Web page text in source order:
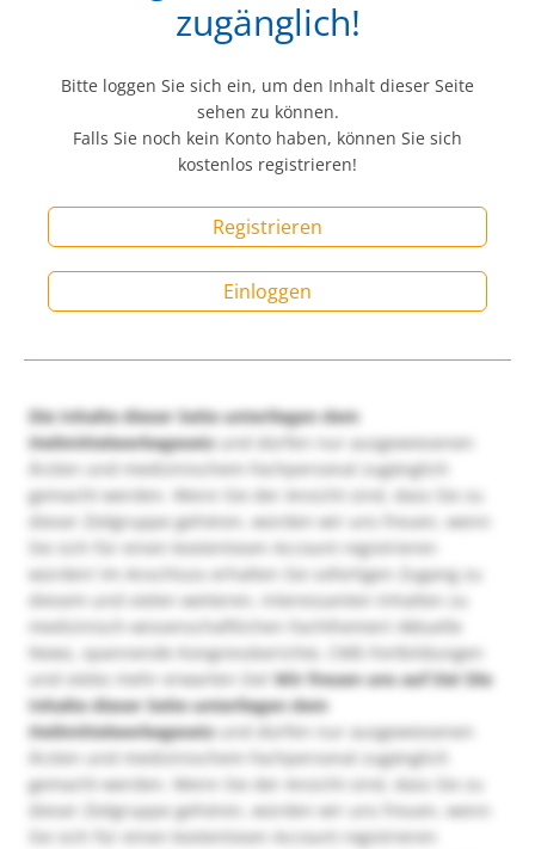
zugänglich!
Bitte loggen Sie sich ein, um den Inhalt dieser Seite
sehen zu können.
Falls Sie noch kein Konto haben, können Sie sich
kostenlos registrieren!
Registrieren
Einloggen
Die Inhalte dieser Seite unterliegen dem
Heilmittelwerbegesetzund dürfen nur ausgewiesenen
Ärzten und medizinischem Fachpersonal zugänglich
gemacht werden. Wenn Sie der Ansicht sind, dass Sie zu
dieser Zielgruppe gehören, würden wir uns freuen, wenn
Sie sich für einen kostenlosen Account registrieren
würden! Im Anschluss erhalten Sie sofortigen Zugang zu
diesem und vielen weiteren, interessanten Inhalten zu
medizinisch-wissenschaftlichen Fachthemen! Aktuelle
News, spannende Kongressberichte, CME-Fortbildungen
und vieles mehr erwarten Sie!Wir freuen uns auf Sie! Die
Inhalte dieser Seite unterliegen dem
Heilmittelwerbegesetzund dürfen nur ausgewiesenen
Ärzten und medizinischem Fachpersonal zugänglich
gemacht werden. Wenn Sie der Ansicht sind, dass Sie zu
dieser Zielgruppe gehören, würden wir uns freuen, wenn
Sie sich für einen kostenlosen Account registrieren